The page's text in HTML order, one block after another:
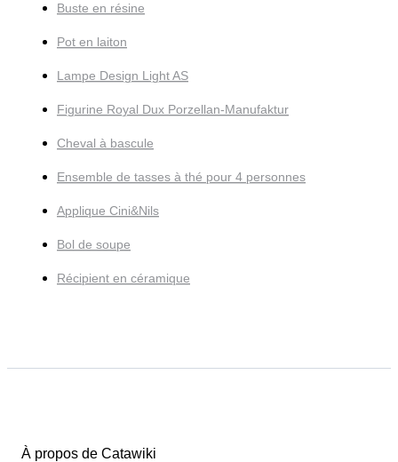
Buste en résine
Pot en laiton
Lampe Design Light AS
Figurine Royal Dux Porzellan-Manufaktur
Cheval à bascule
Ensemble de tasses à thé pour 4 personnes
Applique Cini&Nils
Bol de soupe
Récipient en céramique
À propos de Catawiki